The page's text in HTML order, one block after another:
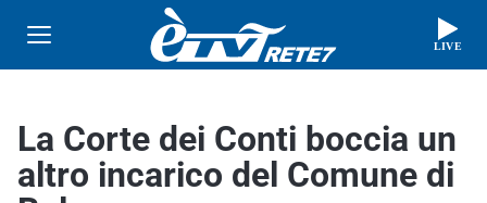
LIVE
La Corte dei Conti boccia un
altro incarico del Comune di